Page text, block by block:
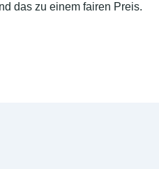
das zu einem fairen Preis.